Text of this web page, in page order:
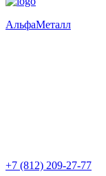
АльфаМеталл
+7 (812) 209-27-77